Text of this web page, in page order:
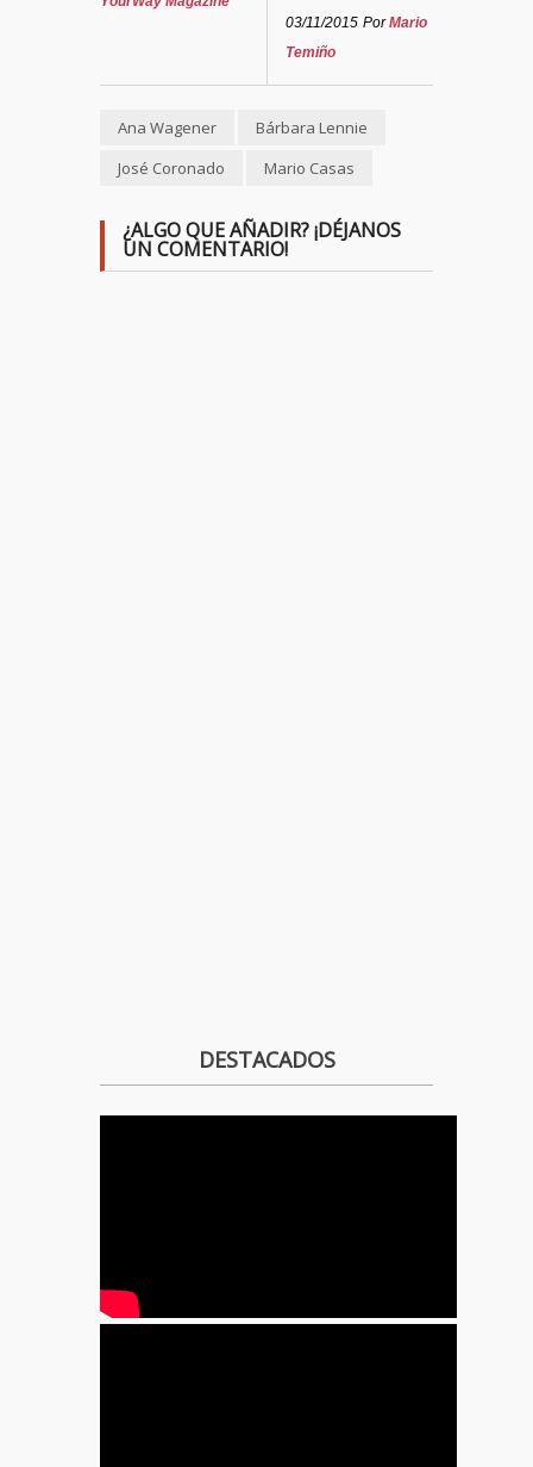
03/11/2015 PorMario
Temiño
Ana Wagener
Bárbara Lennie
José Coronado
Mario Casas
¿ALGO QUE AÑADIR? ¡DÉJANOS
UN COMENTARIO!
DESTACADOS